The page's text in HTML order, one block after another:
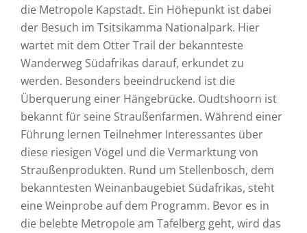
die Metropole Kapstadt. Ein Höhepunkt ist dabei
der Besuch im Tsitsikamma Nationalpark. Hier
wartet mit dem Otter Trail der bekannteste
Wanderweg Südafrikas darauf, erkundet zu
werden. Besonders beeindruckend ist die
Überquerung einer Hängebrücke. Oudtshoorn ist
bekannt für seine Straußenfarmen. Während einer
Führung lernen Teilnehmer Interessantes über
diese riesigen Vögel und die Vermarktung von
Straußenprodukten. Rund um Stellenbosch, dem
bekanntesten Weinanbaugebiet Südafrikas, steht
eine Weinprobe auf dem Programm. Bevor es in
die belebte Metropole am Tafelberg geht, wird das